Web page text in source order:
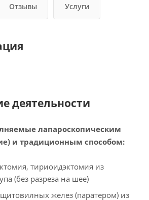
Отзывы Услуги
деятельности
лапароскопическим
и традиционным способом:
тириоидэктомия из
(без разреза на шее)
желез (паратером) из